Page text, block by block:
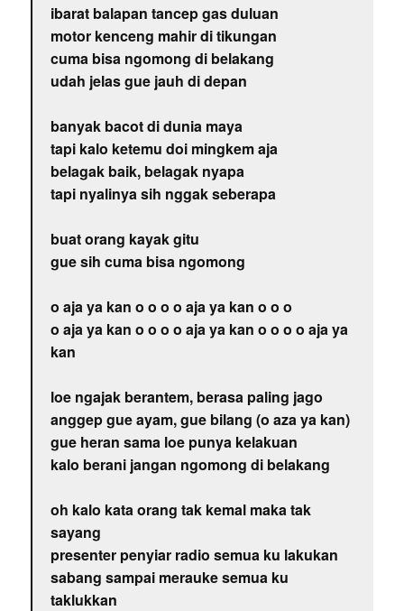
ibarat balapan tancep gas duluan
motor kenceng mahir di tikungan
cuma bisa ngomong di belakang
udah jelas gue jauh di depan
banyak bacot di dunia maya
tapi kalo ketemu doi mingkem aja
belagak baik, belagak nyapa
tapi nyalinya sih nggak seberapa
buat orang kayak gitu
gue sih cuma bisa ngomong
o aja ya kan o o o o aja ya kan o o o
o aja ya kan o o o o aja ya kan o o o o aja ya
kan
loe ngajak berantem, berasa paling jago
anggep gue ayam, gue bilang (o aza ya kan)
gue heran sama loe punya kelakuan
kalo berani jangan ngomong di belakang
oh kalo kata orang tak kemal maka tak
sayang
presenter penyiar radio semua ku lakukan
sabang sampai merauke semua ku
taklukkan